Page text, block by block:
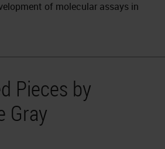
of molecular assays in
Pieces by
Gray